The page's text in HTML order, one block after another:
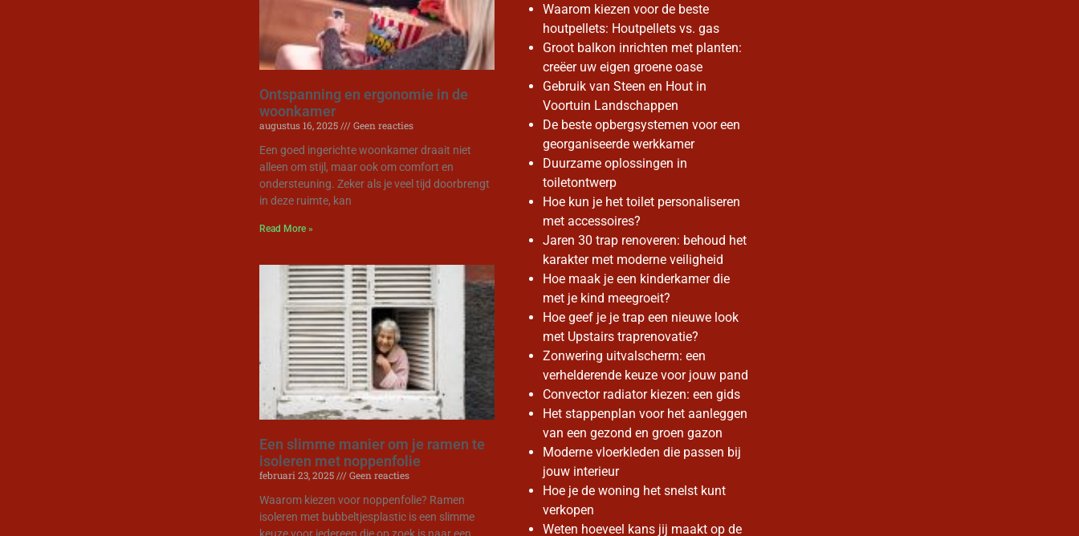
Ontspanning en ergonomie in de
woonkamer
augustus 16, 2025
Geen reacties
Een goed ingerichte woonkamer draait niet
alleen om stijl, maar ook om comfort en
ondersteuning. Zeker als je veel tijd doorbrengt
in deze ruimte, kan
Read More »
Een slimme manier om je ramen te
isoleren met noppenfolie
februari 23, 2025
Geen reacties
Waarom kiezen voor noppenfolie? Ramen
isoleren met bubbeltjesplastic is een slimme
Waarom kiezen voor de beste
houtpellets: Houtpellets vs. gas
Groot balkon inrichten met planten:
creëer uw eigen groene oase
Gebruik van Steen en Hout in
Voortuin Landschappen
De beste opbergsystemen voor een
georganiseerde werkkamer
Duurzame oplossingen in
toiletontwerp
Hoe kun je het toilet personaliseren
met accessoires?
Jaren 30 trap renoveren: behoud het
karakter met moderne veiligheid
Hoe maak je een kinderkamer die
met je kind meegroeit?
Hoe geef je je trap een nieuwe look
met Upstairs traprenovatie?
Zonwering uitvalscherm: een
verhelderende keuze voor jouw pand
Convector radiator kiezen: een gids
Het stappenplan voor het aanleggen
van een gezond en groen gazon
Moderne vloerkleden die passen bij
jouw interieur
Hoe je de woning het snelst kunt
verkopen
Weten hoeveel kans jij maakt op de